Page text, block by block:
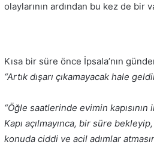
olaylarının ardından bu kez de bir
Kısa bir süre önce İpsala’nın
“Artık dışarı çıkamayacak hale
“Öğle saatlerinde evimin
Kapı açılmayınca, bir süre
konuda ciddi ve acil adımlar